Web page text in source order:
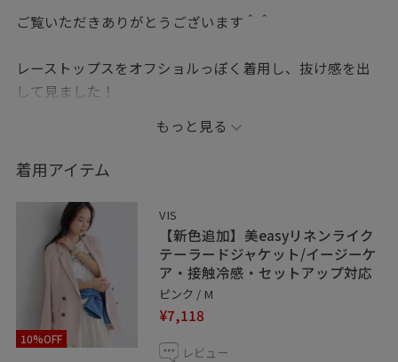
ご覧いただきありがとうございます＾＾
レーストップスをオフショルっぽく着用し、抜け感を出
して見ました！
※掲載のないアイテムは私物です。
＿＿＿＿＿＿＿＿＿＿＿＿＿＿＿＿＿＿＿＿
LINEで在庫のお問い合わせや商品、
コーディネートのご相談など
是非お気軽にお問い合わせください◎
LINEで二子玉川ライズVISスタッフにご相談は【友だち追
加】をタップ！！
もっと見る
着用アイテム
10%OFF
VIS
【新色追加】美easyリネンライク
テーラードジャケット/イージーケ
ア・接触冷感・セットアップ対応
ピンク / M
¥7,118
レビュー